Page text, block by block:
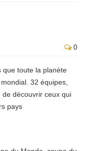
0
que toute la planète
32 équipes,
découvrir ceux qui
pays